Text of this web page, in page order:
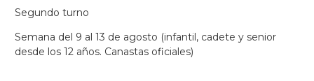
Segundo turno
Semana del 9 al 13 de agosto (infantil, cadete y senior
desde los 12 años. Canastas oficiales)